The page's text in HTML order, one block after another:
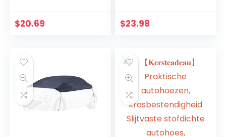
Regenbestendig
Bescherming…
$20.69
Ijsbescherming
UV…
$23.98